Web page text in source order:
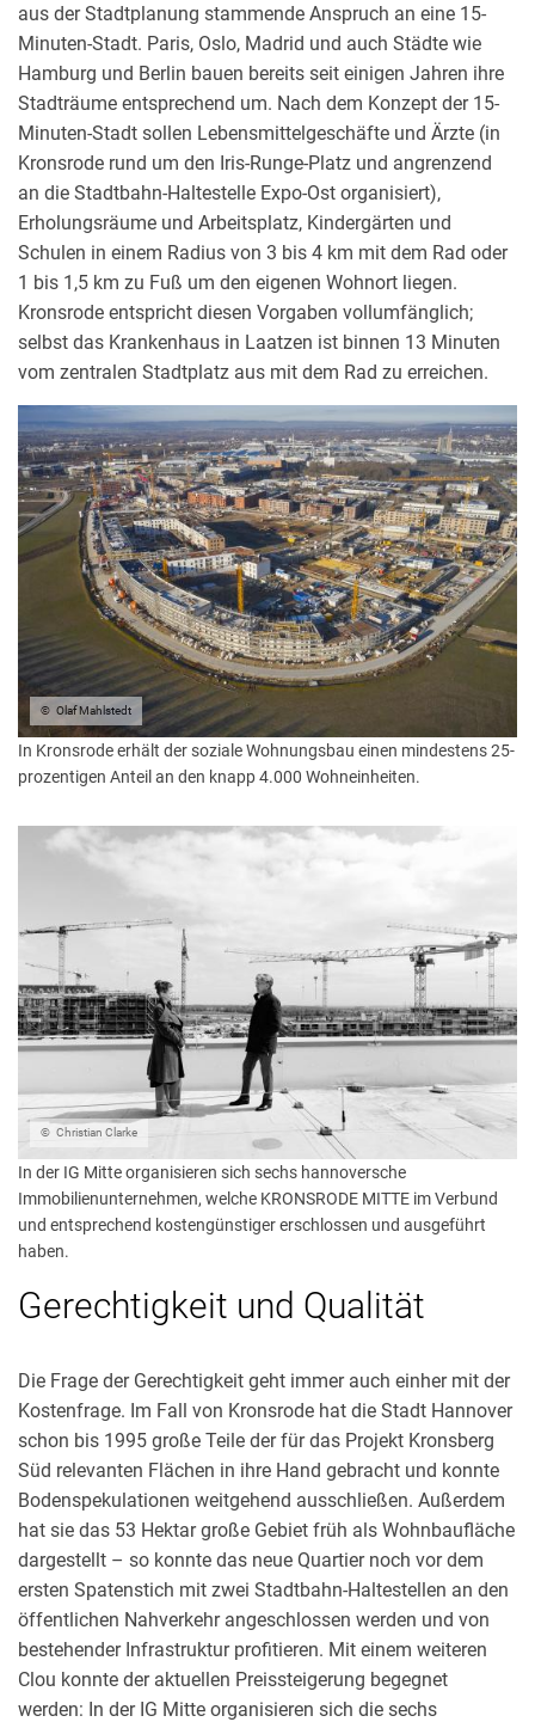
aus der Stadtplanung stammende Anspruch an eine 15-
Minuten-Stadt. Paris, Oslo, Madrid und auch Städte wie
Hamburg und Berlin bauen bereits seit einigen Jahren ihre
Stadträume entsprechend um. Nach dem Konzept der 15-
Minuten-Stadt sollen Lebensmittelgeschäfte und Ärzte (in
Kronsrode rund um den Iris-Runge-Platz und angrenzend
an die Stadtbahn-Haltestelle Expo-Ost organisiert),
Erholungsräume und Arbeitsplatz, Kindergärten und
Schulen in einem Radius von 3 bis 4 km mit dem Rad oder
1 bis 1,5 km zu Fuß um den eigenen Wohnort liegen.
Kronsrode entspricht diesen Vorgaben vollumfänglich;
selbst das Krankenhaus in Laatzen ist binnen 13 Minuten
vom zentralen Stadtplatz aus mit dem Rad zu erreichen.
Olaf Mahlstedt
In Kronsrode erhält der soziale Wohnungsbau einen mindestens 25-
prozentigen Anteil an den knapp 4.000 Wohneinheiten.
Christian Clarke
In der IG Mitte organisieren sich sechs hannoversche
Immobilienunternehmen, welche KRONSRODE MITTE im Verbund
und entsprechend kostengünstiger erschlossen und ausgeführt
haben.
Gerechtigkeit und Qualität
Die Frage der Gerechtigkeit geht immer auch einher mit der
Kostenfrage. Im Fall von Kronsrode hat die Stadt Hannover
schon bis 1995 große Teile der für das Projekt Kronsberg
Süd relevanten Flächen in ihre Hand gebracht und konnte
Bodenspekulationen weitgehend ausschließen. Außerdem
hat sie das 53 Hektar große Gebiet früh als Wohnbaufläche
dargestellt – so konnte das neue Quartier noch vor dem
ersten Spatenstich mit zwei Stadtbahn-Haltestellen an den
öffentlichen Nahverkehr angeschlossen werden und von
bestehender Infrastruktur profitieren. Mit einem weiteren
Clou konnte der aktuellen Preissteigerung begegnet
werden: In der IG Mitte organisieren sich die sechs